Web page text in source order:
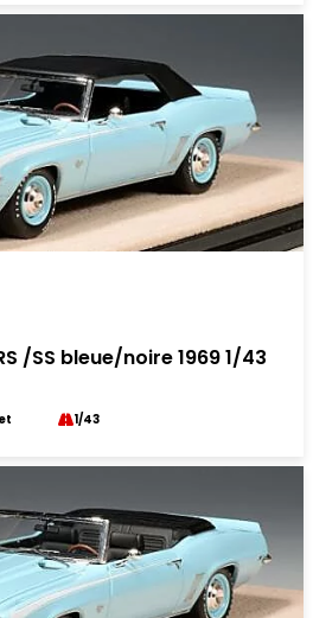
/SS bleue/noire 1969 1/43
1/43